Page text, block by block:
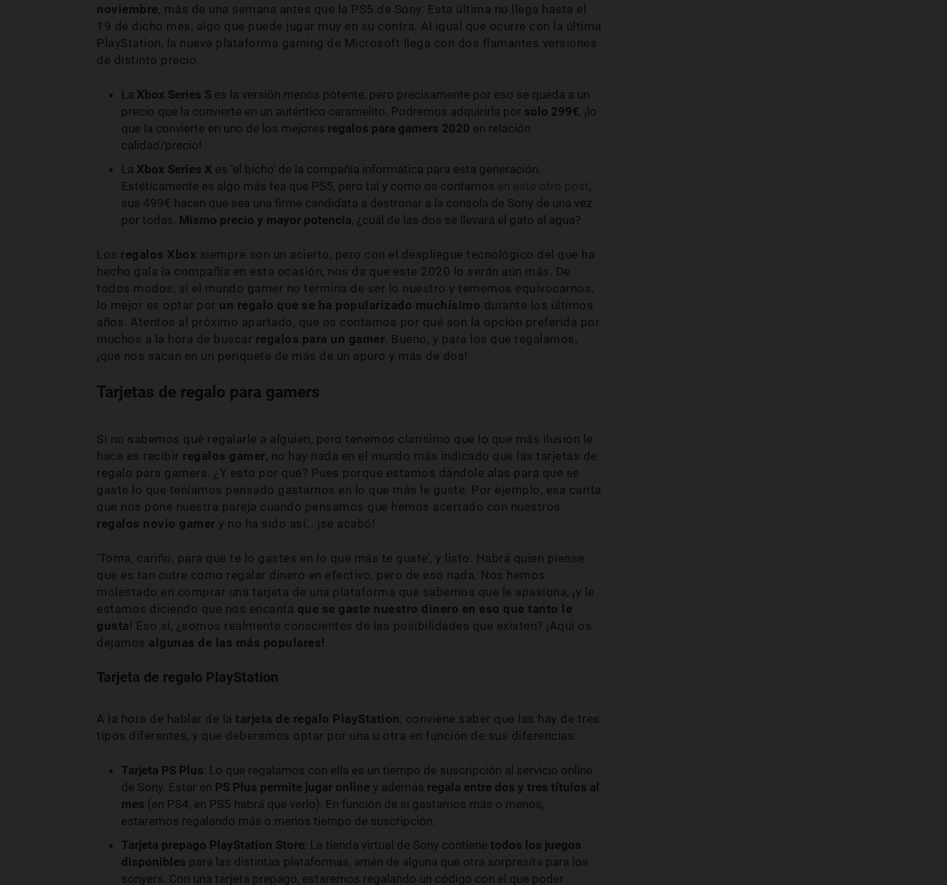
noviembre, más de una semana antes que la PS5 de Sony. Esta última no llega hasta el
19 de dicho mes, algo que puede jugar muy en su contra. Al igual que ocurre con la última
PlayStation, la nueva plataforma gaming de Microsoft llega con dos flamantes versiones
de distinto precio.
La Xbox Series S es la versión menos potente, pero precisamente por eso se queda a un
precio que la convierte en un auténtico caramelito. Podremos adquirirla por solo 299€, ¡lo
que la convierte en uno de los mejores regalos para gamers 2020 en relación
calidad/precio!
La Xbox Series X es ‘el bicho’ de la compañía informática para esta generación.
Estéticamente es algo más fea que PS5, pero tal y como os contamos en este otro post,
sus 499€ hacen que sea una firme candidata a destronar a la consola de Sony de una vez
por todas. Mismo precio y mayor potencia, ¿cuál de las dos se llevará el gato al agua?
Los regalos Xbox siempre son un acierto, pero con el despliegue tecnológico del que ha
hecho gala la compañía en esta ocasión, nos da que este 2020 lo serán aún más. De
todos modos, si el mundo gamer no termina de ser lo nuestro y tememos equivocarnos,
lo mejor es optar por un regalo que se ha popularizado muchísimo durante los últimos
años. Atentos al próximo apartado, que os contamos por qué son la opción preferida por
muchos a la hora de buscar regalos para un gamer . Bueno, y para los que regalamos,
¡que nos sacan en un periquete de más de un apuro y más de dos!
Tarjetas de regalo para gamers
Si no sabemos qué regalarle a alguien, pero tenemos clarísimo que lo que más ilusión le
hace es recibir regalos gamer, no hay nada en el mundo más indicado que las tarjetas de
regalo para gamers. ¿Y esto por qué? Pues porque estamos dándole alas para que se
gaste lo que teníamos pensado gastarnos en lo que más le guste. Por ejemplo, esa carita
que nos pone nuestra pareja cuando pensamos que hemos acertado con nuestros
regalos novio gamer y no ha sido así… ¡se acabó!
‘Toma, cariño, para que te lo gastes en lo que más te guste’, y listo. Habrá quien piense
que es tan cutre como regalar dinero en efectivo, pero de eso nada. Nos hemos
molestado en comprar una tarjeta de una plataforma que sabemos que le apasiona, ¡y le
estamos diciendo que nos encanta que se gaste nuestro dinero en eso que tanto le
gusta ! Eso sí, ¿somos realmente conscientes de las posibilidades que existen? ¡Aquí os
dejamos algunas de las más populares!
Tarjeta de regalo PlayStation
A la hora de hablar de la tarjeta de regalo PlayStation , conviene saber que las hay de tres
tipos diferentes, y que deberemos optar por una u otra en función de sus diferencias:
Tarjeta PS Plus: Lo que regalamos con ella es un tiempo de suscripción al servicio online
de Sony. Estar en PS Plus permite jugar online y además regala entre dos y tres títulos al
mes (en PS4, en PS5 habrá que verlo). En función de si gastamos más o menos,
estaremos regalando más o menos tiempo de suscripción.
Tarjeta prepago PlayStation Store: La tienda virtual de Sony contiene todos los juegos
disponibles para las distintas plataformas, amén de alguna que otra sorpresita para los
sonyers. Con una tarjeta prepago, estaremos regalando un código con el que poder